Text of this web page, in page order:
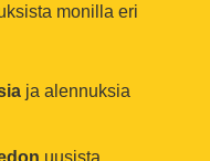
monilla eri
ja alennuksia
uusista